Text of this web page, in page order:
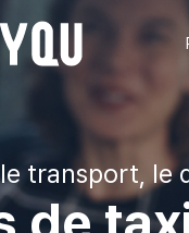
transport, le